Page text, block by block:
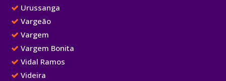
Urussanga
Vargeão
Vargem
Vargem Bonita
Vidal Ramos
Videira